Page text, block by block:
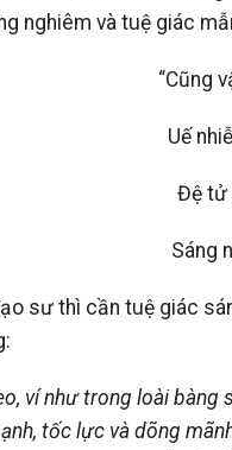
nghiêm và tuệ giác
“Cũng
Uế
Đệ tử
Sáng
sư thì cần tuệ giác
ví như trong loài
tốc lực và dõng